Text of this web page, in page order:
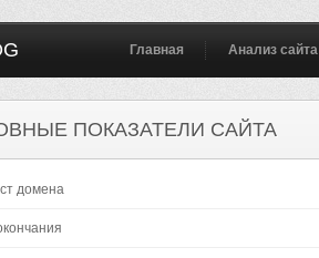
Главная Анализ сайта
ПОКАЗАТЕЛИ САЙТА
домена